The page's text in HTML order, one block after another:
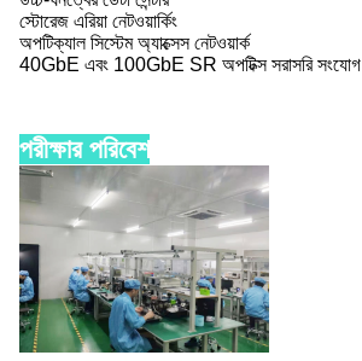
স্টোরেজ এরিয়া নেটওয়ার্কিং
অপটিক্যাল সিস্টেম অ্যাক্সেস নেটওয়ার্ক
40GbE এবং 100GbE SR অপটিক্স সরাসরি সংযোগ
পরীক্ষার পরিবেশ